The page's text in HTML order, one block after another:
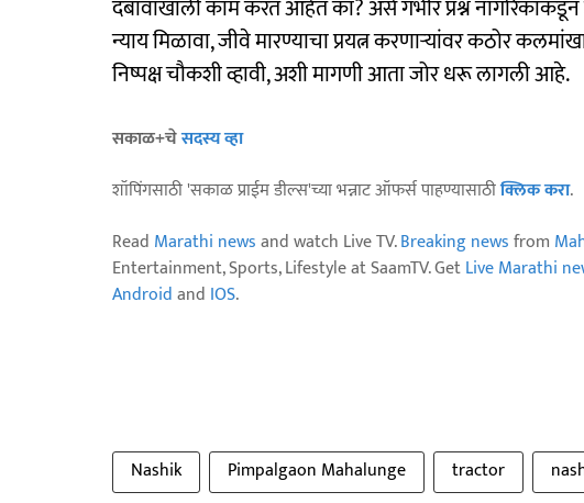
दबावाखाली काम करत आहेत का? असे गंभीर प्रश्न
न्याय मिळावा, जीवे मारण्याचा प्रयत्न करणाऱ्यांवर कठोर
निष्पक्ष चौकशी व्हावी, अशी मागणी आता जोर धरू लागली आहे.
सकाळ+चेसदस्य व्हा
शॉपिंगसाठी 'सकाळ प्राईम डील्स'च्या भन्नाट ऑफर्स पाहण्यासाठीक्लिक करा.
Read Marathi newsand watch Live TV.Breaking newsfrom
Entertainment, Sports, Lifestyle at SaamTV. GetLive Marathi
Androidand IOS.
Nashik Pimpalgaon Mahalunge tractor